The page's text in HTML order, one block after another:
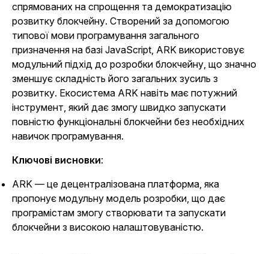
спрямованих на спрощення та демократизацію
розвитку блокчейну. Створений за допомогою
типової мови програмування загального
призначення на базі JavaScript, ARK використовує
модульний підхід до розробки блокчейну, що значно
зменшує складність його загальних зусиль з
розвитку. Екосистема ARK навіть має потужний
інструмент, який дає змогу швидко запускати
повністю функціональні блокчейни без необхідних
навичок програмування.
Ключові висновки:
ARK — це децентралізована платформа, яка
пропонує модульну модель розробки, що дає
програмістам змогу створювати та запускати
блокчейни з високою налаштовуваністю.